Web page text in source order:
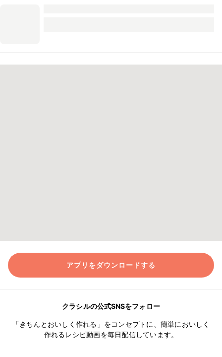
アプリをダウンロードする
クラシルの公式SNSをフォロー
「きちんとおいしく作れる」をコンセプトに、簡単においしく
作れるレシピ動画を毎日配信しています。